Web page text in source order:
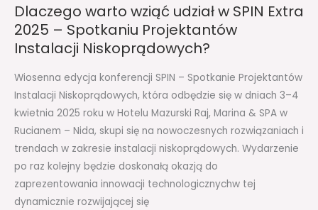
Dlaczego warto wziąć udział w SPIN Extra
2025 – Spotkaniu Projektantów
Instalacji Niskoprądowych?
Wiosenna edycja konferencji SPIN – Spotkanie Projektantów
Instalacji Niskoprądowych, która odbędzie się w dniach 3–4
kwietnia 2025 roku w Hotelu Mazurski Raj, Marina & SPA w
Rucianem – Nida, skupi się na nowoczesnych rozwiązaniach i
trendach w zakresie instalacji niskoprądowych. Wydarzenie
po raz kolejny będzie doskonałą okazją do
zaprezentowania innowacji technologicznychw tej
dynamicznie rozwijającej się
Projektantów
Instalacji
Niskoprądowych?